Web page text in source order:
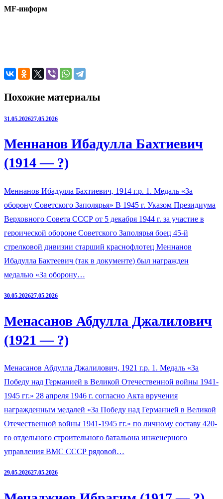
MF-информ
Похожие материалы
31.05.202627.05.2026
Меннанов Ибадулла Бахтиевич
(1914 — ?)
Меннанов Ибадулла Бахтиевич, 1914 г.р. 1. Медаль «За
оборону Советского Заполярья» В 1945 г. Указом Президиума
Верховного Совета СССР от 5 декабря 1944 г. за участие в
героической обороне Советского Заполярья боец 45-й
стрелковой дивизии старший краснофлотец Меннанов
Ибадулла Бактеевич (так в документе) был награжден
медалью «За оборону…
30.05.202627.05.2026
Менасанов Абдулла Джалилович
(1921 — ?)
Менасанов Абдулла Джалилович, 1921 г.р. 1. Медаль «За
Победу над Германией в Великой Отечественной войны 1941-
1945 гг.» 28 апреля 1946 г. согласно Акта вручения
награжденным медалей «За Победу над Германией в Великой
Отечественной войны 1941-1945 гг.» по личному составу 420-
го отдельного строительного батальона инженерного
управления ВМС СССР рядовой…
29.05.202627.05.2026